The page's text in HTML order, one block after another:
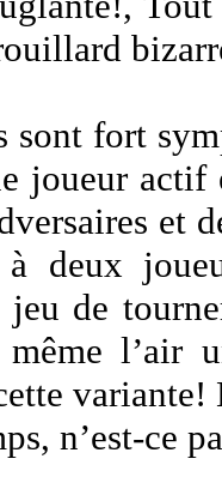
sont fort
joueur actif
et
deux
jeu de
l’air
n’est-ce